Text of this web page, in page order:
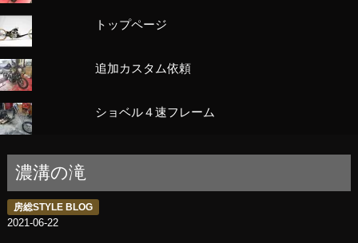
トップページ
追加カスタム依頼
ショベル４速フレーム
濃溝の滝
房総STYLE BLOG
2021-06-22